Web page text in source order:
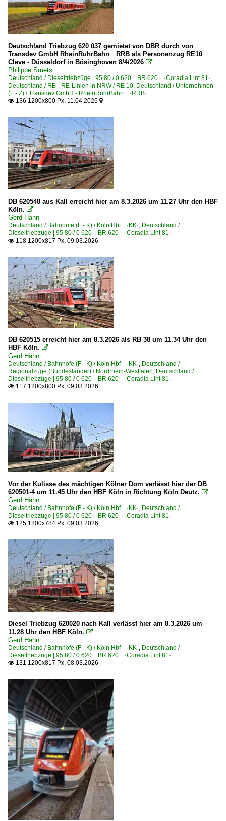
RB-, RE-Linien in NRW
RE 10
RE 12
RE 22 ·Eifel-Express·
RB 23 ·Voreifel-Bahn·
RB 24 ·Eifel-Bahn·
RB 30 ·Ahrtalbahn·
RB 38 ·Erftbahn·
Regional- und Fernzüge
DbZ Überführungsfahrten, Züge für besondere Zwecke
Regionalzüge (Bundesländer)
Bayern
Hessen
Nordrhein-Westfalen
Rheinland-Pfalz
Sonstiges
Nachtaufnahmen
Strecken | KBS 300-399
350 Hannover – Kreiensen – Göttingen (–Kassel)
Strecken | KBS 400-499
434 Hagen – Lüdenscheid-Brügge ·Volmetalbahn·
459 Brügge – Lüdenscheid
459 Köln-Kalk – Overrath (–Lüdenscheid)
459 Lüd.-Brügge – Meinerzhagen – GM-Dieringhausen
459 Siegburg ⨯ Overath – Dieringhausen ⨯ Olpe
471 Koblenz – Boppard – Bingen – Mainz ·linke
474 Hürth-Kalscheuren – Euskirchen – Gerolstein –
475 Euskirchen – Bad Münstereifel ·Erfttalbahn·
477 Remagen – Walporzheim ⨯ Ahrbrück ⨯ Kreuzberg
481 Bedburg – Bergheim – Horrem x Mödrath ·Erftbahn·
495 Köln – Neuss – Krefeld – Kleve (⨯ Nijmegen)
Strecken | KBS 600-699
622 (Wabern–) Korbach – Brilon Wald ·Uplandbahn·
676 Neustadt – Winden – Wörth – Karlsruhe ·pfälz.
Strecken | KBS 800-999
970 (München–) Buchloe – Kempten – Immenstadt –
974 Biessenhofen – Marktoberdorf – Füssen ·König-
Unternehmen (A - K)
DB Fernverkehr AG, Frankfurt (Main)
DB Regio (allgemein)
DB Regio AG - Region NRW ab 2004
HLB Hessenbahn GmbH, Frankfurt/M. ·HEB·
Deutschland Triebzug 620 037 gemietet von DBR durch von
Transdev GmbH RheinRuhrBahn RRB als Personenzug RE10
Cleve - Düsseldorf in Bösinghoven 8/4/2026 
Philippe Smets
Deutschland / Dieseltriebzüge | 95 80 / 0 620 BR 620 ·Coradia Lint 81·,
Deutschland / RB-, RE-Linien in NRW / RE 10, Deutschland / Unternehmen
(L - Z) / Transdev GmbH - RheinRuhrBahn ·RRB·
 136 1200x800 Px, 11.04.2026 
DB 620548 aus Kall erreicht hier am 8.3.2026 um 11.27 Uhr den HBF
Köln. 
Gerd Hahn
Deutschland / Bahnhöfe (F - K) / Köln Hbf ·KK·, Deutschland /
Dieseltriebzüge | 95 80 / 0 620 BR 620 ·Coradia Lint 81·
 118 1200x817 Px, 09.03.2026
DB 620515 erreicht hier am 8.3.2026 als RB 38 um 11.34 Uhr den
HBF Köln. 
Gerd Hahn
Deutschland / Bahnhöfe (F - K) / Köln Hbf ·KK·, Deutschland /
Regionalzüge (Bundesländer) / Nordrhein-Westfalen, Deutschland /
Dieseltriebzüge | 95 80 / 0 620 BR 620 ·Coradia Lint 81·
 117 1200x800 Px, 09.03.2026
Vor der Kulisse des mächtigen Kölner Dom verlässt hier der DB
620501-4 um 11.45 Uhr den HBF Köln in Richtung Köln Deutz. 
Gerd Hahn
Deutschland / Bahnhöfe (F - K) / Köln Hbf ·KK·, Deutschland /
Dieseltriebzüge | 95 80 / 0 620 BR 620 ·Coradia Lint 81·
 125 1200x784 Px, 09.03.2026
Diesel Triebzug 620020 nach Kall verlässt hier am 8.3.2026 um
11.28 Uhr den HBF Köln. 
Gerd Hahn
Deutschland / Bahnhöfe (F - K) / Köln Hbf ·KK·, Deutschland /
Dieseltriebzüge | 95 80 / 0 620 BR 620 ·Coradia Lint 81·
 131 1200x817 Px, 08.03.2026